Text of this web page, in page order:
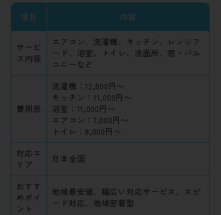
項目 内容
サービ
ス内容
エアコン、洗濯機、キッチン、レンジフ
ード、浴室、トイレ、洗面所、窓・バル
コニーなど
費用感
洗濯機：12,800円〜
キッチン：11,000円〜
浴室：11,000円〜
エアコン：7,000円〜
トイレ：8,000円〜
対応エ
リア
日本全国
おすす
めポイ
ント
地域最安値、幅広い対応サービス、スピ
ード対応、地域密着型